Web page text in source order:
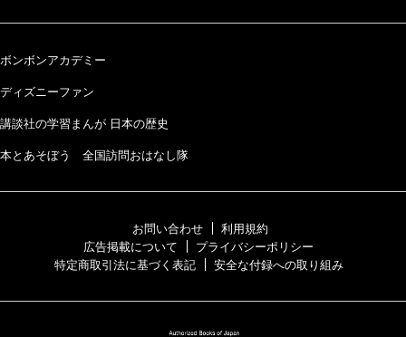
ボンボンアカデミー
ディズニーファン
講談社の学習まんが 日本の歴史
本とあそぼう 全国訪問おはなし隊
お問い合わせ
利用規約
広告掲載について
プライバシーポリシー
特定商取引法に基づく表記
安全な付録への取り組み